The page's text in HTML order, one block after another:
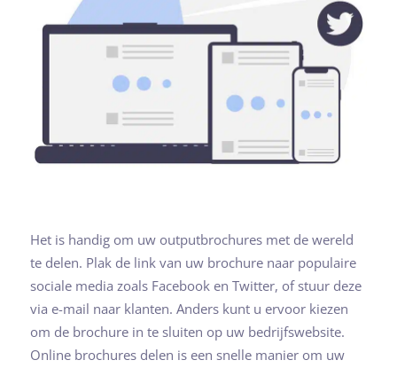
Het is handig om uw outputbrochures met de wereld
te delen. Plak de link van uw brochure naar populaire
sociale media zoals Facebook en Twitter, of stuur deze
via e-mail naar klanten. Anders kunt u ervoor kiezen
om de brochure in te sluiten op uw bedrijfswebsite.
Online brochures delen is een snelle manier om uw